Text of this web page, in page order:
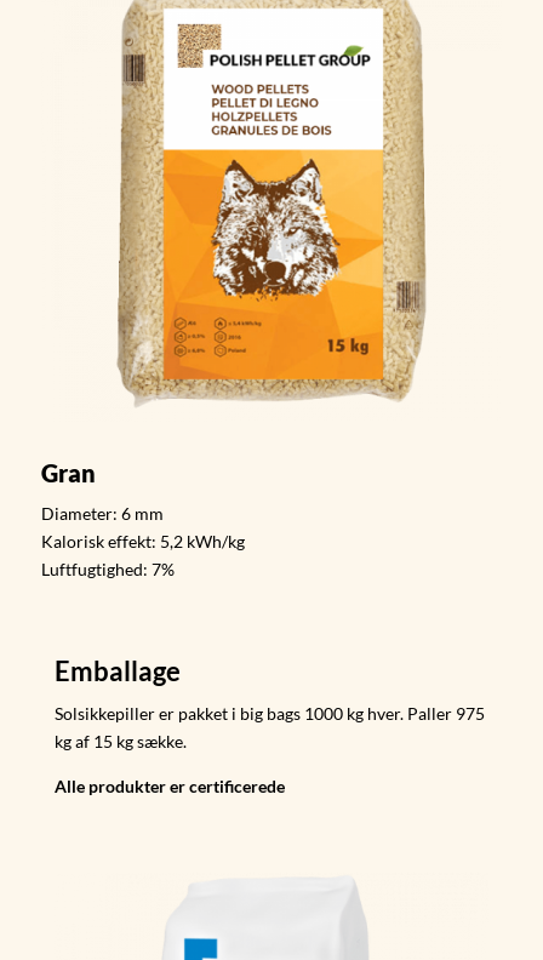
Gran
Diameter: 6 mm
Kalorisk effekt: 5,2 kWh/kg
Luftfugtighed: 7%
Emballage
Solsikkepiller er pakket i big bags 1000 kg hver. Paller 975
kg af 15 kg sække.
Alle produkter er certificerede